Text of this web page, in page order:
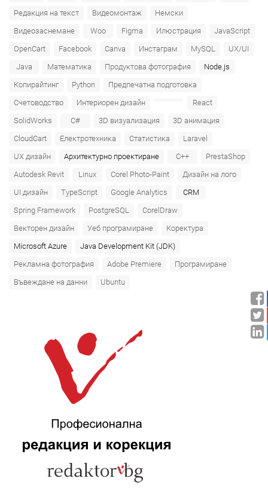
Редакция на текст
Видеомонтаж
Немски
Видеозаснемане
Woo Figma Илюстрация
JavaScript
OpenCart
Facebook Canva Инстаграм MySQL
UX/UI
Java
Математика Продуктова фотография
Node.js
Копирайтинг
Python
Предпечатна подготовка
Счетоводство
Интериорен дизайн
React
SolidWorks
C# 3D визуализация
3D анимация
CloudCart
Електротехника Статистика
Laravel
UX дизайн
Архитектурно проектиране C++
PrestaShop
Autodesk Revit
Linux Corel Photo-Paint
Дизайн на лого
UI дизайн
TypeScript Google Analytics
CRM
Spring Framework
PostgreSQL
CorelDraw
Векторен дизайн
Уеб програмиране
Коректура
Microsoft Azure‎
Java Development Kit (JDK)
Рекламна фотография
Adobe Premiere
Програмиране
Въвеждане на данни
Ubuntu